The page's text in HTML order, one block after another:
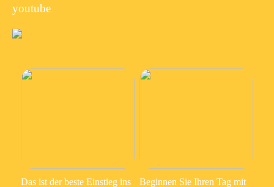
youtube
Das ist der beste Einstieg ins
Beginnen Sie Ihren Tag mit